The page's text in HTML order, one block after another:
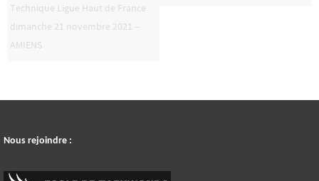
Technique Ligue Haut de France
dimanche 21 novembre 2021 –
AMIENS
Nous rejoindre :